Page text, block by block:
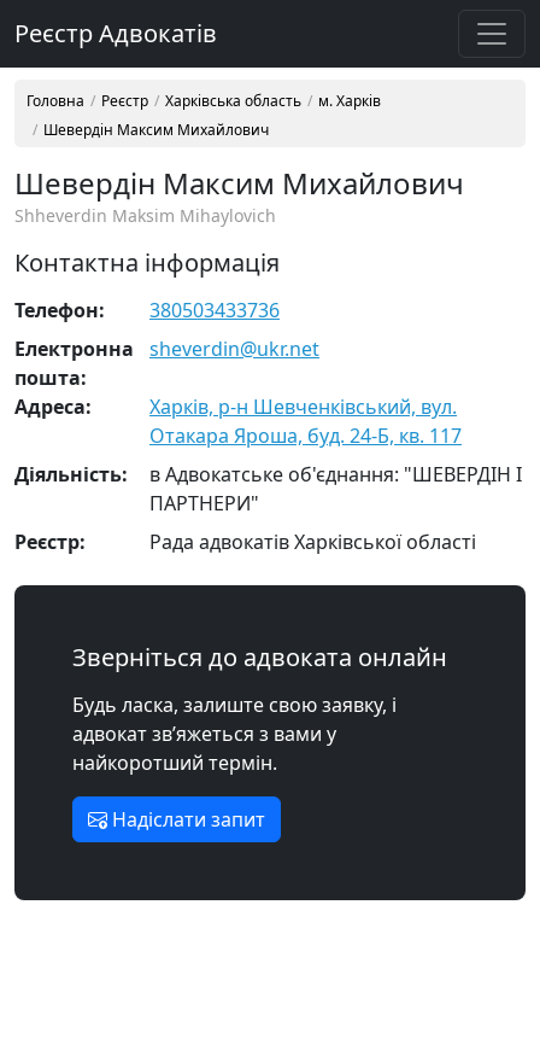
Реєстр Адвокатів
Головна Реєстр Харківська область
м. Харків
Шевердін Максим Михайлович
Шевердін Максим Михайлович
Shheverdin Maksim Mihaylovich
Контактна інформація
Телефон:
380503433736
Електронна
пошта:
sheverdin@ukr.net
Адреса:
Харків, р-н Шевченківський, вул.
Отакара Яроша, буд. 24-Б, кв. 117
Діяльність:
в Адвокатське об'єднання: "ШЕВЕРДІН І
ПАРТНЕРИ"
Реєстр:
Рада адвокатів Харківської області
Зверніться до адвоката онлайн
Будь ласка, залиште свою заявку, і
адвокат зв’яжеться з вами у
найкоротший термін.
Надіслати запит